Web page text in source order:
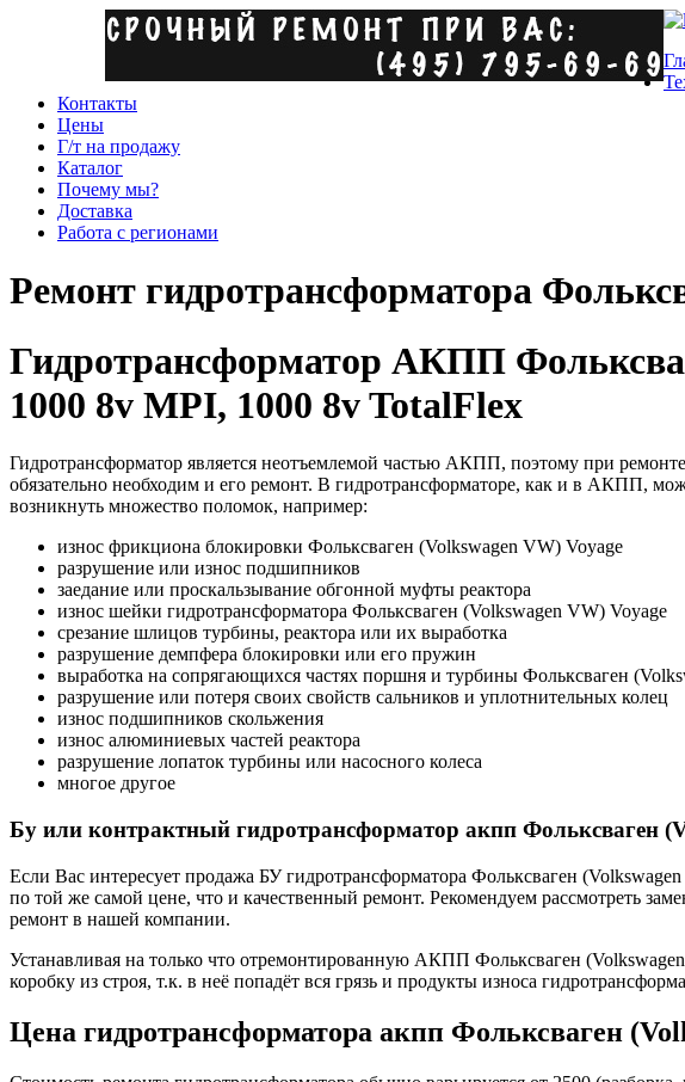
Контакты
Цены
Г/т на продажу
Каталог
Почему мы?
Доставка
Работа с регионами
Ремонт гидротрансформатора
Гидротрансформатор АКПП
1000 8v MPI, 1000 8v TotalFlex
Гидротрансформатор является неотъемлемой частью АКПП, поэтому при
обязательно необходим и его ремонт. В гидротрансформаторе, как и в АКПП,
возникнуть множество поломок, например:
износ фрикциона блокировки Фольксваген (Volkswagen VW) Voyage
разрушение или износ подшипников
заедание или проскальзывание обгонной муфты реактора
износ шейки гидротрансформатора Фольксваген (Volkswagen VW) Voyage
срезание шлицов турбины, реактора или их выработка
разрушение демпфера блокировки или его пружин
выработка на сопрягающихся частях поршня и турбины Фольксваген
разрушение или потеря своих свойств сальников и уплотнительных колец
износ подшипников скольжения
износ алюминиевых частей реактора
разрушение лопаток турбины или насосного колеса
многое другое
Бу или контрактный гидротрансформатор акпп Фольксваген
Если Вас интересует продажа БУ гидротрансформатора Фольксваген
по той же самой цене, что и качественный ремонт. Рекомендуем рассмотреть
ремонт в нашей компании.
Устанавливая на только что отремонтированную АКПП Фольксваген
коробку из строя, т.к. в неё попадёт вся грязь и продукты износа
Цена гидротрансформатора акпп Фольксваген